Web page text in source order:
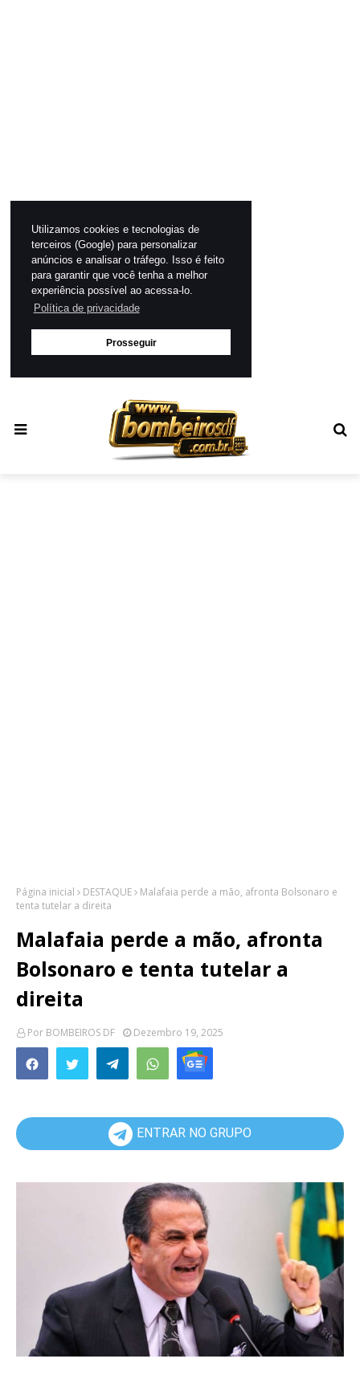
Utilizamos cookies e tecnologias de
terceiros (Google) para personalizar
anúncios e analisar o tráfego. Isso é feito
para garantir que você tenha a melhor
experiência possível ao acessa-lo.
Política de privacidade
Prosseguir
Página inicial DESTAQUE
Malafaia perde a mão, afronta Bolsonaro e
tenta tutelar a direita
Malafaia perde a mão, afronta
Bolsonaro e tenta tutelar a
direita
Por BOMBEIROS DF Dezembro 19, 2025
ENTRAR NO GRUPO